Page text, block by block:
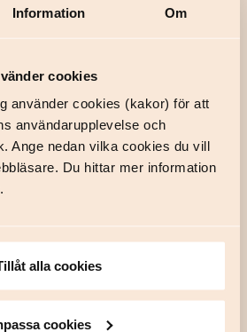
Information Om
cookies
använder cookies (kakor) för att
användarupplevelse och
Ange nedan vilka cookies du vill
Du hittar mer information
.
alla cookies
cookies